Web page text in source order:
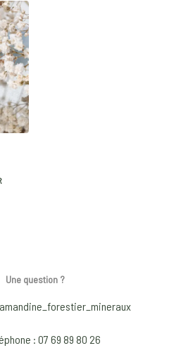
Une question ?
: 07 69 89 80 26